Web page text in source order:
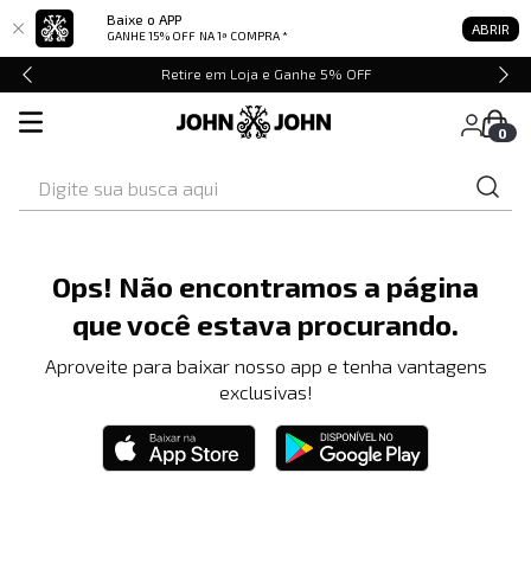
Baixe o APP
GANHE 15% OFF NA 1ª COMPRA * ABRIR
Retire em Loja e Ganhe 5% OFF
0
Ops! Não encontramos a página
que você estava procurando.
Aproveite para baixar nosso app e tenha vantagens
exclusivas!